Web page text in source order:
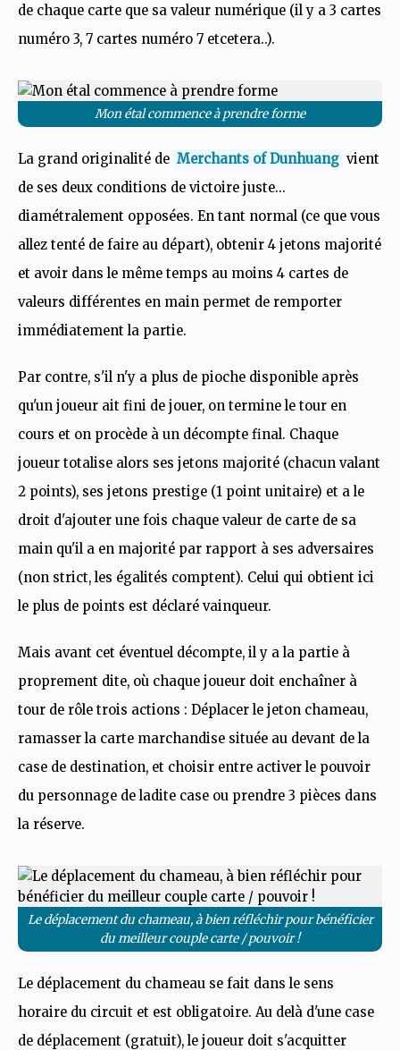
de chaque carte que sa valeur numérique (il y a 3 cartes
numéro 3, 7 cartes numéro 7 etcetera..).
Mon étal commence à prendre forme
La grand originalité de Merchants of Dunhuang vient
de ses deux conditions de victoire juste...
diamétralement opposées. En tant normal (ce que vous
allez tenté de faire au départ), obtenir 4 jetons majorité
et avoir dans le même temps au moins 4 cartes de
valeurs différentes en main permet de remporter
immédiatement la partie.
Par contre, s'il n'y a plus de pioche disponible après
qu'un joueur ait fini de jouer, on termine le tour en
cours et on procède à un décompte final. Chaque
joueur totalise alors ses jetons majorité (chacun valant
2 points), ses jetons prestige (1 point unitaire) et a le
droit d'ajouter une fois chaque valeur de carte de sa
main qu'il a en majorité par rapport à ses adversaires
(non strict, les égalités comptent). Celui qui obtient ici
le plus de points est déclaré vainqueur.
Mais avant cet éventuel décompte, il y a la partie à
proprement dite, où chaque joueur doit enchaîner à
tour de rôle trois actions : Déplacer le jeton chameau,
ramasser la carte marchandise située au devant de la
case de destination, et choisir entre activer le pouvoir
du personnage de ladite case ou prendre 3 pièces dans
la réserve.
Le déplacement du chameau, à bien réfléchir pour bénéficier
du meilleur couple carte / pouvoir !
Le déplacement du chameau se fait dans le sens
horaire du circuit et est obligatoire. Au delà d'une case
de déplacement (gratuit), le joueur doit s'acquitter